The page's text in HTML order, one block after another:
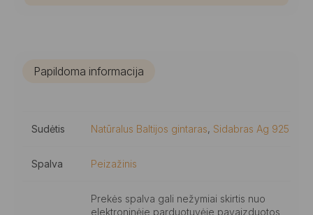
Papildoma informacija
Sudėtis Natūralus Baltijos gintaras, Sidabras Ag 925
Spalva Peizažinis
Prekės spalva gali nežymiai skirtis nuo
elektroninėje parduotuvėje pavaizduotos